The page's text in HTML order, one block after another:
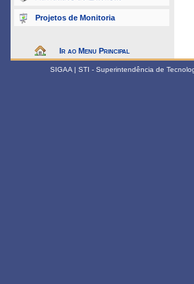
Projetos de Monitoria
Ir ao Menu Principal
SIGAA | STI - Superintendência de